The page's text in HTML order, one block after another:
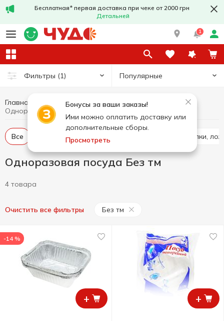
Бесплатная* первая доставка при чеке от 2000 грн
Детальней
1
Фильтры (1) Популярные
Бонусы за ваши заказы!
Ими можно оплатить доставку или
дополнительные сборы.
Просмотреть
Главная
Одноразовая посуда
Все Одноразовые стаканы Одноразовые вилки,
Одноразовая посуда Без тм
4 товара
Очистить все фильтры Без тм
+
-14 %
+